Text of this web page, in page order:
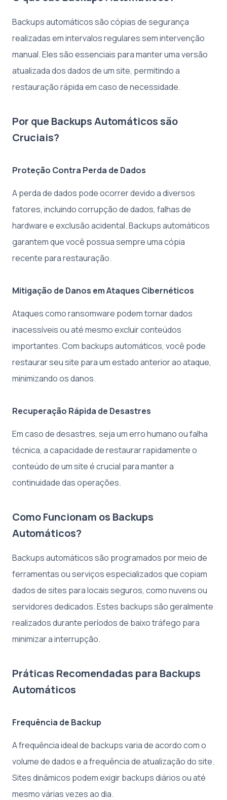
Backups automáticos são cópias de segurança
realizadas em intervalos regulares sem intervenção
manual. Eles são essenciais para manter uma versão
atualizada dos dados de um site, permitindo a
restauração rápida em caso de necessidade.
Por que Backups Automáticos são
Cruciais?
Proteção Contra Perda de Dados
A perda de dados pode ocorrer devido a diversos
fatores, incluindo corrupção de dados, falhas de
hardware e exclusão acidental. Backups automáticos
garantem que você possua sempre uma cópia
recente para restauração.
Mitigação de Danos em Ataques Cibernéticos
Ataques como ransomware podem tornar dados
inacessíveis ou até mesmo excluir conteúdos
importantes. Com backups automáticos, você pode
restaurar seu site para um estado anterior ao ataque,
minimizando os danos.
Recuperação Rápida de Desastres
Em caso de desastres, seja um erro humano ou falha
técnica, a capacidade de restaurar rapidamente o
conteúdo de um site é crucial para manter a
continuidade das operações.
Como Funcionam os Backups
Automáticos?
Backups automáticos são programados por meio de
ferramentas ou serviços especializados que copiam
dados de sites para locais seguros, como nuvens ou
servidores dedicados. Estes backups são geralmente
realizados durante períodos de baixo tráfego para
minimizar a interrupção.
Práticas Recomendadas para Backups
Automáticos
Frequência de Backup
A frequência ideal de backups varia de acordo com o
volume de dados e a frequência de atualização do site.
Sites dinâmicos podem exigir backups diários ou até
mesmo várias vezes ao dia.